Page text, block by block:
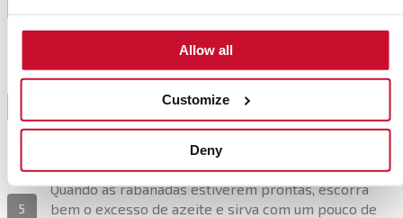
Allow all
Customize
Deny
Passadas as 2 horas, escorra ligeiramente as fatias
de pão e mergulhe-as no ovo batido. Frite as
rabanadas mergulhadas no leite e no ovo em
bastante azeite até a massa ficar dourada.
5
Quando as rabanadas estiverem prontas, escorra
bem o excesso de azeite e sirva com um pouco de